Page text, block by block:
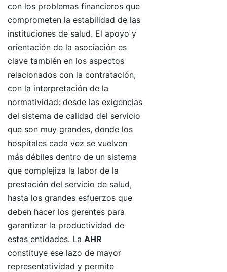
con los problemas financieros que
comprometen la estabilidad de las
instituciones de salud. El apoyo y
orientación de la asociación es
clave también en los aspectos
relacionados con la contratación,
con la interpretación de la
normatividad: desde las exigencias
del sistema de calidad del servicio
que son muy grandes, donde los
hospitales cada vez se vuelven
más débiles dentro de un sistema
que complejiza la labor de la
prestación del servicio de salud,
hasta los grandes esfuerzos que
deben hacer los gerentes para
garantizar la productividad de
estas entidades. La AHR
constituye ese lazo de mayor
representatividad y permite